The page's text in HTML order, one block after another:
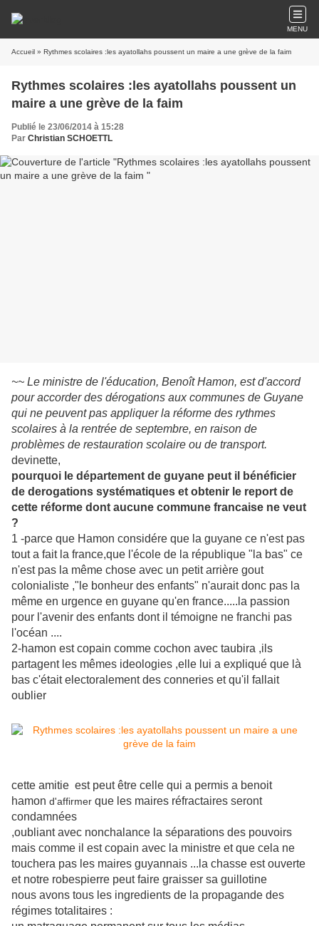
MENU
Accueil » Rythmes scolaires :les ayatollahs poussent un maire a une grève de la faim
Rythmes scolaires :les ayatollahs poussent un
maire a une grève de la faim
Publié le 23/06/2014 à 15:28
Par Christian SCHOETTL
~~ Le ministre de l'éducation, Benoît Hamon, est d'accord
pour accorder des dérogations aux communes de Guyane
qui ne peuvent pas appliquer la réforme des rythmes
scolaires à la rentrée de septembre, en raison de
problèmes de restauration scolaire ou de transport.
devinette,
pourquoi le département de guyane peut il bénéficier
de derogations systématiques et obtenir le report de
cette réforme dont aucune commune francaise ne veut
?
1 -parce que Hamon considére que la guyane ce n'est pas
tout a fait la france,que l'école de la république "la bas" ce
n'est pas la même chose avec un petit arrière gout
colonialiste ,"le bonheur des enfants" n'aurait donc pas la
même en urgence en guyane qu'en france.....la passion
pour l'avenir des enfants dont il témoigne ne franchi pas
l'océan ....
2-hamon est copain comme cochon avec taubira ,ils
partagent les mêmes ideologies ,elle lui a expliqué que là
bas c'était electoralement des conneries et qu'il fallait
oublier
cette amitie est peut être celle qui a permis a benoit
hamon d'affirmer que les maires réfractaires seront
condamnées
,oubliant avec nonchalance la séparations des pouvoirs
mais comme il est copain avec la ministre et que cela ne
touchera pas les maires guyannais ...la chasse est ouverte
et notre robespierre peut faire graisser sa guillotine
nous avons tous les ingredients de la propagande des
régimes totalitaires :